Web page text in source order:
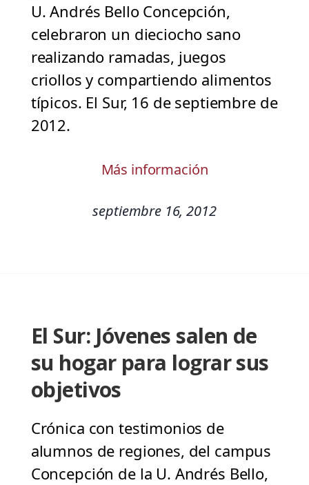
U. Andrés Bello Concepción,
celebraron un dieciocho sano
realizando ramadas, juegos
criollos y compartiendo alimentos
típicos. El Sur, 16 de septiembre de
2012.
Más información
septiembre 16, 2012
El Sur: Jóvenes salen de
su hogar para lograr sus
objetivos
Crónica con testimonios de
alumnos de regiones, del campus
Concepción de la U. Andrés Bello,